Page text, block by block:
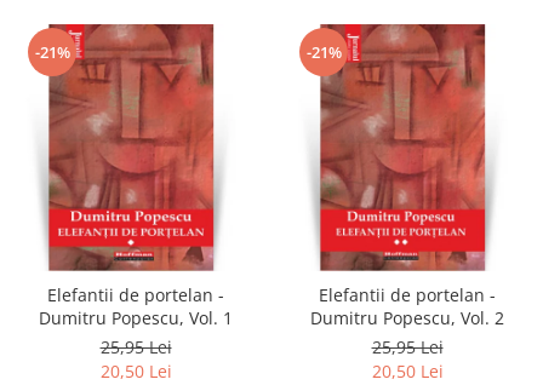
-21%
Elefantii de portelan -
Dumitru Popescu, Vol. 1
25,95 Lei
20,50 Lei
-21%
Elefantii de portelan -
Dumitru Popescu, Vol. 2
25,95 Lei
20,50 Lei